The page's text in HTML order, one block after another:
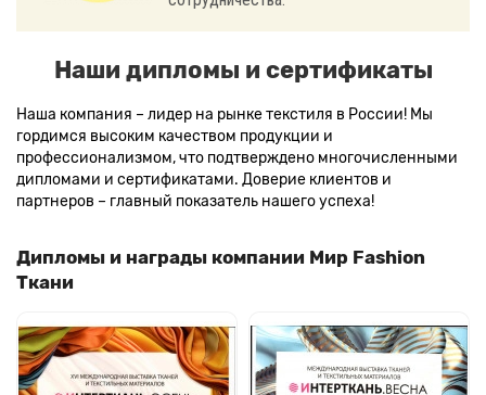
Наши дипломы и сертификаты
Наша компания – лидер на рынке текстиля в России! Мы
гордимся высоким качеством продукции и
профессионализмом, что подтверждено многочисленными
дипломами и сертификатами. Доверие клиентов и
партнеров – главный показатель нашего успеха!
Дипломы и награды компании Мир Fashion
Ткани